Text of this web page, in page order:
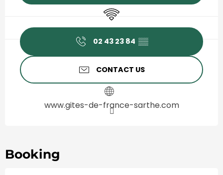
Wifi
02 43 23 84 ▒▒
CONTACT US
www.gites-de-france-sarthe.com
Booking